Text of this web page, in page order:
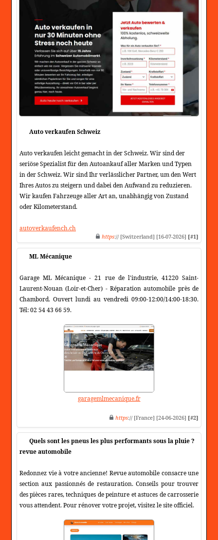
Auto verkaufen Schweiz
Auto verkaufen leicht gemacht in der Schweiz. Wir sind der
seriöse Spezialist für den Autoankauf aller Marken und Typen
in der Schweiz. Wir sind Ihr verlässlicher Partner, um den Wert
Ihres Autos zu steigern und dabei den Aufwand zu reduzieren.
Wir kaufen Fahrzeuge aller Art an, unabhängig von Zustand
oder Kilometerstand.
autoverkaufench.ch
https:// [Switzerland] [16-07-2026] [#1]
ML Mécanique
Garage ML Mécanique - 21 rue de l'industrie, 41220 Saint-
Laurent-Nouan (Loir-et-Cher) - Réparation automobile près de
Chambord. Ouvert lundi au vendredi 09:00-12:00/14:00-18:30.
Tél: 02 54 43 66 59.
garagemlmecanique.fr
https:// [France] [24-06-2026] [#2]
Quels sont les pneus les plus performants sous la pluie ?
revue automobile
Redonnez vie à votre ancienne! Revue automobile consacre une
section aux passionnés de restauration. Conseils pour trouver
des pièces rares, techniques de peinture et astuces de carrosserie
vous attendent. Pour rénover votre projet, visitez le site officiel.